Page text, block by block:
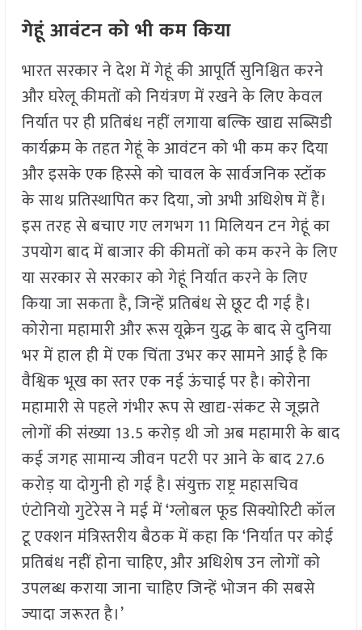
गेहूं आवंटन को भी कम किया
भारत सरकार ने देश में गेहूं की आपूर्ति सुनिश्चित करने
और घरेलू कीमतों को नियंत्रण में रखने के लिए केवल
निर्यात पर ही प्रतिबंध नहीं लगाया बल्कि खाद्य सब्सिडी
कार्यक्रम के तहत गेहूं के आवंटन को भी कम कर दिया
और इसके एक हिस्से को चावल के सार्वजनिक स्टॉक
के साथ प्रतिस्थापित कर दिया, जो अभी अधिशेष में हैं।
इस तरह से बचाए गए लगभग 11 मिलियन टन गेहूं का
उपयोग बाद में बाजार की कीमतों को कम करने के लिए
या सरकार से सरकार को गेहूं निर्यात करने के लिए
किया जा सकता है, जिन्हें प्रतिबंध से छूट दी गई है।
कोरोना महामारी और रूस यूक्रेन युद्ध के बाद से दुनिया
भर में हाल ही में एक चिंता उभर कर सामने आई है कि
वैश्विक भूख का स्तर एक नई ऊंचाई पर है। कोरोना
महामारी से पहले गंभीर रूप से खाद्य-संकट से जूझते
लोगों की संख्या 13.5 करोड़ थी जो अब महामारी के बाद
कई जगह सामान्य जीवन पटरी पर आने के बाद 27.6
करोड़ या दोगुनी हो गई है। संयुक्त राष्ट्र महासचिव
एंटोनियो गुटेरेस ने मई में ‘ग्लोबल फूड सिक्योरिटी कॉल
टू एक्शन मंत्रिस्तरीय बैठक में कहा कि ‘निर्यात पर कोई
प्रतिबंध नहीं होना चाहिए, और अधिशेष उन लोगों को
उपलब्ध कराया जाना चाहिए जिन्हें भोजन की सबसे
ज्यादा जरूरत है।’